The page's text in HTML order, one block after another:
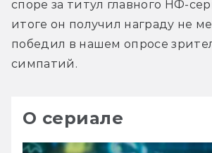
споре за титул главного НФ-
итоге он получил награду не
победил в нашем опросе
симпатий.
О сериале